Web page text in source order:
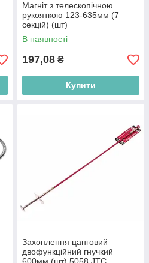
Магніт з телескопічною
рукояткою 123-635мм (7
секцій) (шт)
В наявності
197,08 ₴
Купити
Захоплення цанговий
двофункційний гнучкий